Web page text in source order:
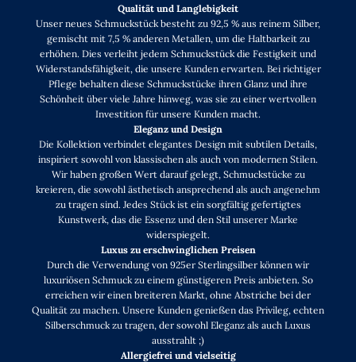
Qualität und Langlebigkeit
Unser neues Schmuckstück besteht zu 92,5 % aus reinem Silber,
gemischt mit 7,5 % anderen Metallen, um die Haltbarkeit zu
erhöhen. Dies verleiht jedem Schmuckstück die Festigkeit und
Widerstandsfähigkeit, die unsere Kunden erwarten. Bei richtiger
Pflege behalten diese Schmuckstücke ihren Glanz und ihre
Schönheit über viele Jahre hinweg, was sie zu einer wertvollen
Investition für unsere Kunden macht.
Eleganz und Design
Die Kollektion verbindet elegantes Design mit subtilen Details,
inspiriert sowohl von klassischen als auch von modernen Stilen.
Wir haben großen Wert darauf gelegt, Schmuckstücke zu
kreieren, die sowohl ästhetisch ansprechend als auch angenehm
zu tragen sind. Jedes Stück ist ein sorgfältig gefertigtes
Kunstwerk, das die Essenz und den Stil unserer Marke
widerspiegelt.
Luxus zu erschwinglichen Preisen
Durch die Verwendung von 925er Sterlingsilber können wir
luxuriösen Schmuck zu einem günstigeren Preis anbieten. So
erreichen wir einen breiteren Markt, ohne Abstriche bei der
Qualität zu machen. Unsere Kunden genießen das Privileg, echten
Silberschmuck zu tragen, der sowohl Eleganz als auch Luxus
ausstrahlt ;)
Allergiefrei und vielseitig